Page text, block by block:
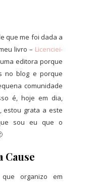
que me foi dada a
livro – Licenciei-
editora porque
no blog e porque
comunidade
é, hoje em dia,
estou grata a este
sou eu que o
Cause
que organizo em